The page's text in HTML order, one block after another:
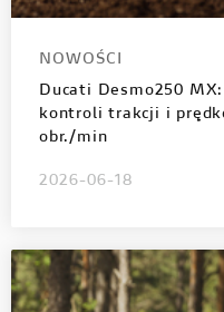
NOWOŚCI
Ducati Desmo250
kontroli trakcji i
obr./min
2026-06-18